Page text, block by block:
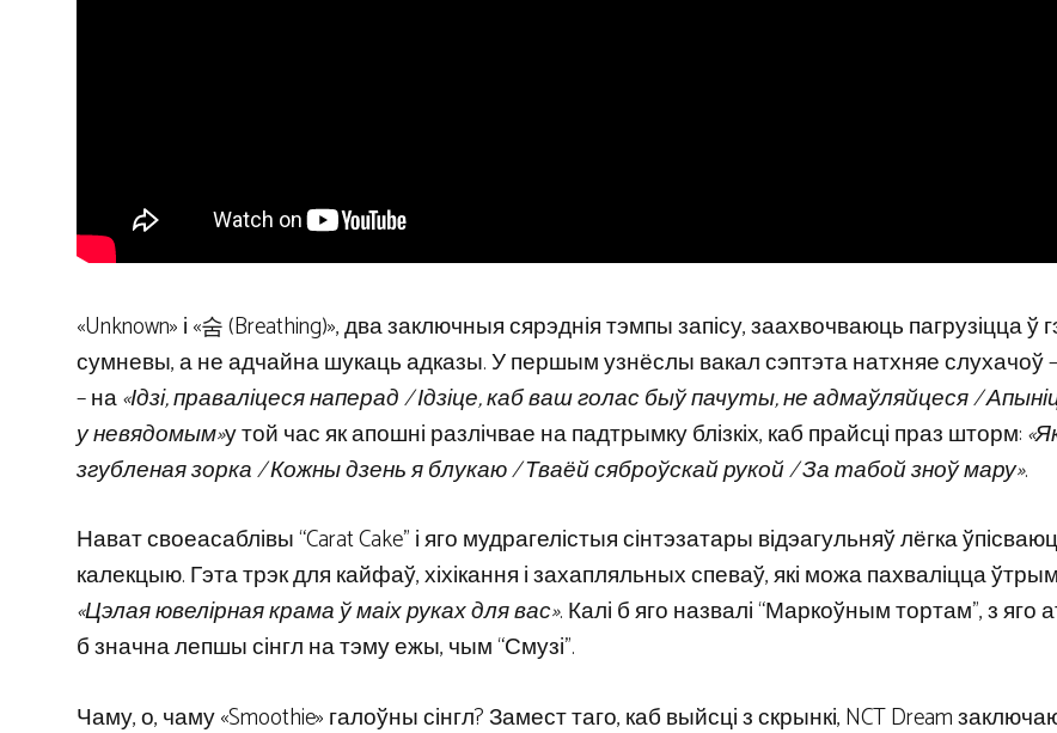
«Unknown» і «숨 (Breathing)», два заключныя сярэднія тэмпы запісу, заахвочваюць пагрузіцца ў
сумневы, а не адчайна шукаць адказы. У першым узнёслы вакал сэптэта натхняе слухачоў –
– на«Ідзі, праваліцеся наперад / Ідзіце, каб ваш голас быў пачуты, не адмаўляйцеся /
у невядомым»у той час як апошні разлічвае на падтрымку блізкіх, каб прайсці праз шторм:
згубленая зорка / Кожны дзень я блукаю / Тваёй сяброўскай рукой / За табой зноў мару».
Нават своеасаблівы “Carat Cake” і яго мудрагелістыя сінтэзатары відэагульняў лёгка
калекцыю. Гэта трэк для кайфаў, хіхікання і захапляльных спеваў, які можа пахваліцца
«Цэлая ювелірная крама ў маіх руках для вас». Калі б яго назвалі “Маркоўным тортам”, з яго
б значна лепшы сінгл на тэму ежы, чым “Смузі”.
Чаму, о, чаму «Smoothie» галоўны сінгл? Замест таго, каб выйсці з скрынкі, NCT Dream